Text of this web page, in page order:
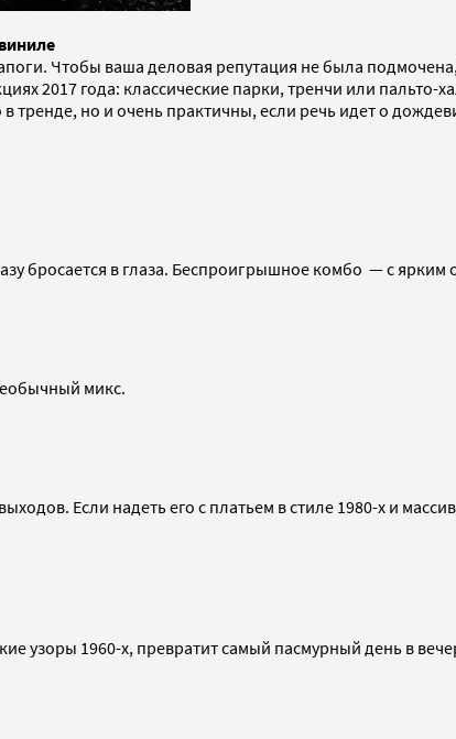
Чтобы ваша деловая репутация не была
2017 года: классические парки, тренчи или
но и очень практичны, если речь идет о
бросается в глаза. Беспроигрышное комбо — с
микс.
Если надеть его с платьем в стиле 1980-х и
1960-х, превратит самый пасмурный день в